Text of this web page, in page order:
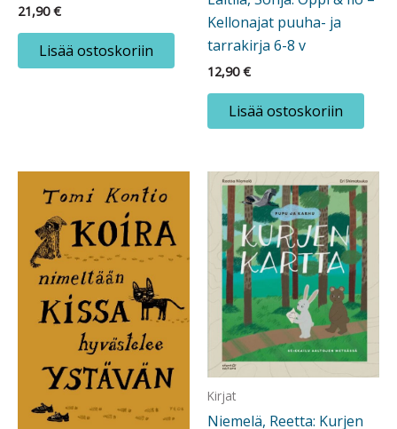
21,90€
Lisää ostoskoriin
Kellonajat puuha- ja
tarrakirja 6-8 v
12,90€
Lisää ostoskoriin
Kirjat
Niemelä, Reetta: Kurjen